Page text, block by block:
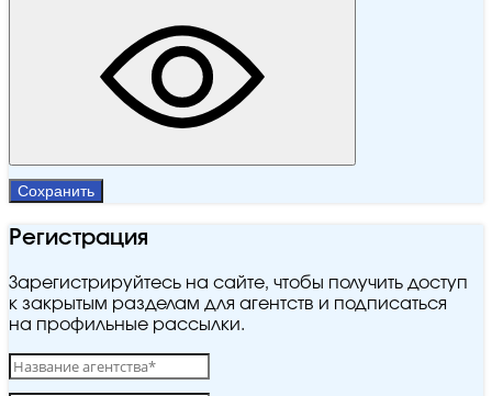
Сохранить
Регистрация
Зарегистрируйтесь на сайте, чтобы получить доступ
к закрытым разделам для агентств и подписаться
на профильные рассылки.